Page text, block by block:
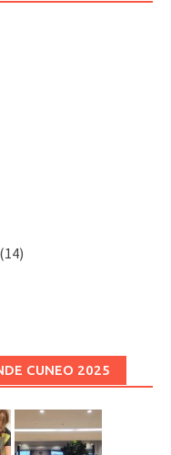
(14)
CUNEO 2025